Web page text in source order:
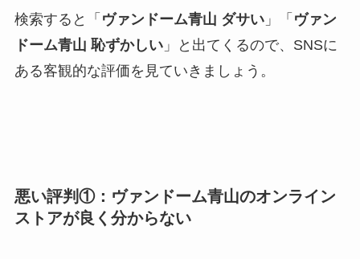
検索すると「 ヴァンドーム青山 ダサい」「 ヴァン
ドーム青山 恥ずかしい」と出てくるので、SNSに
ある客観的な評価を見ていきましょう。
悪い評判①：ヴァンドーム青山のオンライン
ストアが良く分からない